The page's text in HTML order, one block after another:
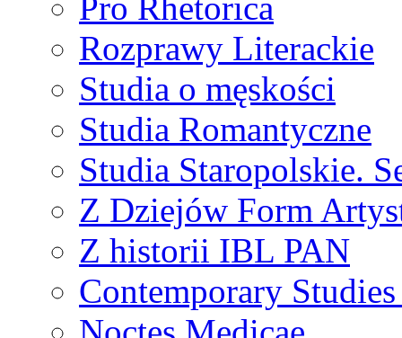
Pro Rhetorica
Rozprawy Literackie
Studia o męskości
Studia Romantyczne
Studia Staropolskie.
Z Dziejów Form
Z historii IBL PAN
Contemporary